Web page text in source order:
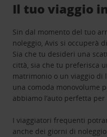
Il tuo viaggio
Sin dal momento del tuo
noleggio, Avis si occuperà
Sia che tu desideri una
città, sia che tu preferisca
matrimonio o un viaggio di
una comoda monovolume
abbiamo l’auto perfetta per
I viaggiatori frequenti
anche dei giorni di